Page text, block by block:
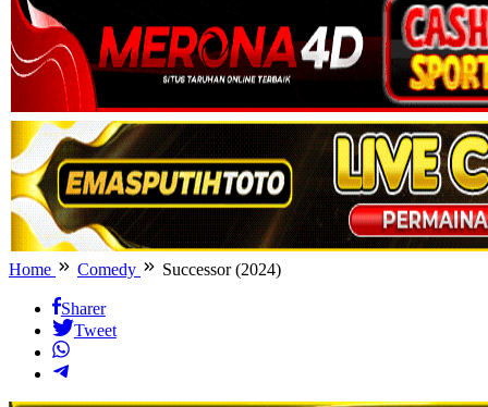
Home Comedy Successor (2024)
Sharer
Tweet